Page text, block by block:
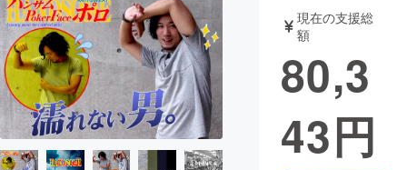
アート・写真 音楽
テクノロジー・ガジェット ゲーム・
映像・映画
ビジネス・起業 チャレンジ
現在の支援総
額
80,3
43円